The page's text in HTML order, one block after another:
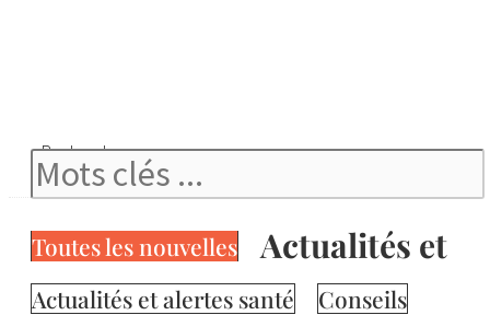
Rechercher
Toutes les nouvelles
Actualités et alertes santé
Conseils
Actualités et